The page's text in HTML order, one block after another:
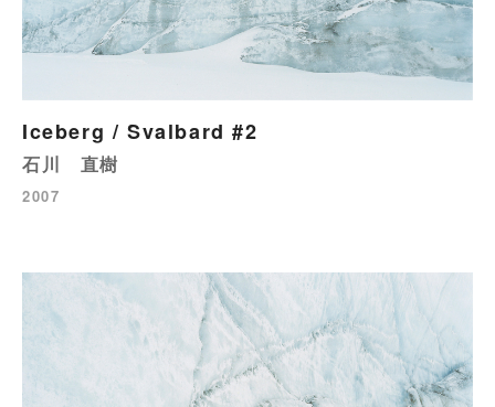
Iceberg / Svalbard #2
石川 直樹
2007